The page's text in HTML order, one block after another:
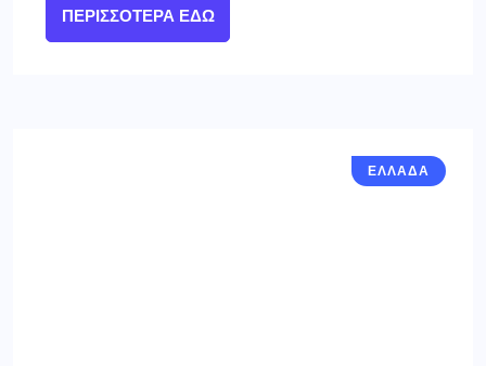
ΠΕΡΙΣΣΌΤΕΡΑ ΕΔΏ
ΕΛΛΑΔΑ